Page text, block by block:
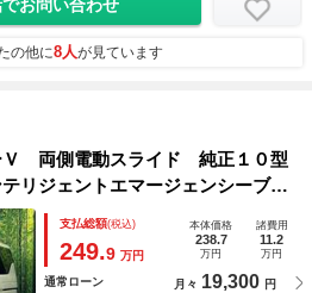
お問い合わせ
の他に8人が見ています
両側電動スライド 純正１０型
ジェントエマージェンシーブレ
ダークルーズ 禁煙車 ドラレ
ンキープ スマートキー ＬＥＤ
支払総額(税込)
249.9 万円
本体価格
238.7
万円
諸費用
11.2
万円
通常ローン 月々 19,300 円